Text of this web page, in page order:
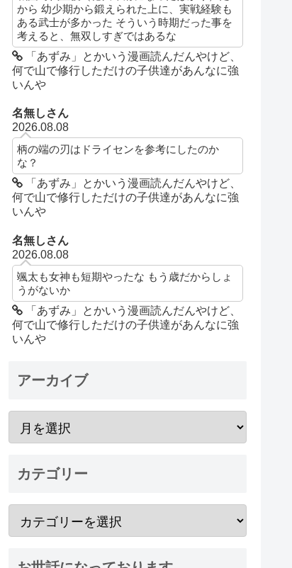
から 幼少期から鍛えられた上に、実戦経験も
ある武士が多かった そういう時期だった事を
考えると、無双しすぎではあるな
「あずみ」とかいう漫画読んだんやけど、
何で山で修行しただけの子供達があんなに強
いんや
名無しさん
2026.08.08
柄の端の刃はドライセンを参考にしたのか
な？
「あずみ」とかいう漫画読んだんやけど、
何で山で修行しただけの子供達があんなに強
いんや
名無しさん
2026.08.08
颯太も女神も短期やったな もう歳だからしょ
うがないか
「あずみ」とかいう漫画読んだんやけど、
何で山で修行しただけの子供達があんなに強
いんや
アーカイブ
カテゴリー